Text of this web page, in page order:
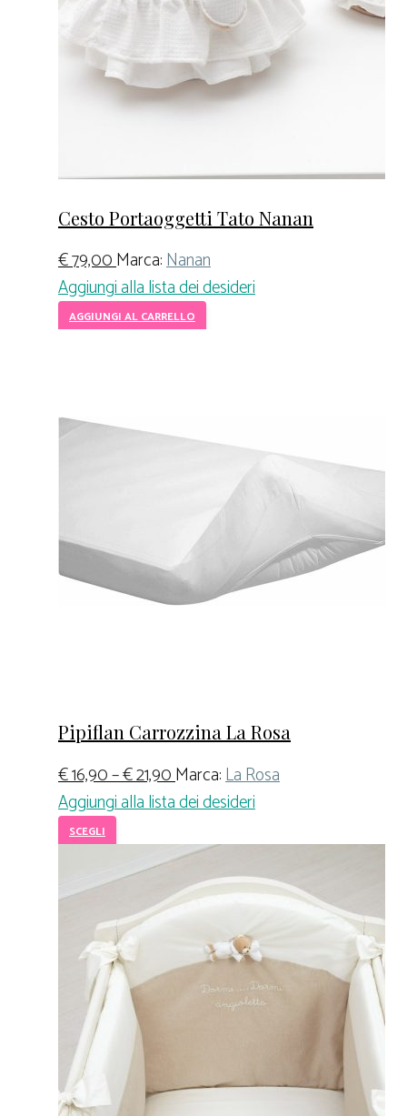
Cesto Portaoggetti Tato Nanan
€79,00Marca:Nanan
Aggiungi alla lista dei desideri
AGGIUNGI AL CARRELLO
Pipiflan Carrozzina La Rosa
€16,90–€21,90Marca:La Rosa
Aggiungi alla lista dei desideri
SCEGLI